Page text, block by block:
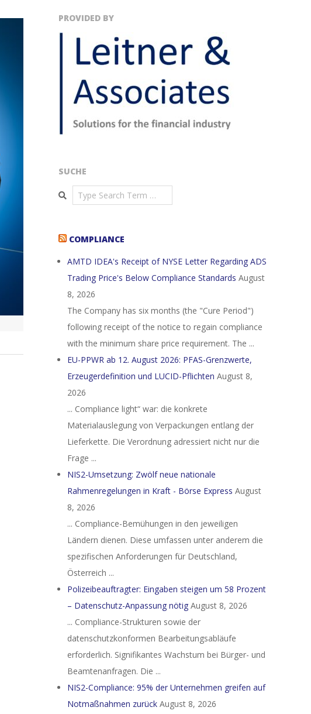
PROVIDED BY
SUCHE
Search
COMPLIANCE
AMTD IDEA's Receipt of NYSE Letter Regarding ADS
Trading Price's Below Compliance Standards August
8, 2026
The Company has six months (the "Cure Period")
following receipt of the notice to regain compliance
with the minimum share price requirement. The ...
EU-PPWR ab 12. August 2026: PFAS-Grenzwerte,
Erzeugerdefinition und LUCID-Pflichten August 8,
2026
... Compliance light“ war: die konkrete
Materialauslegung von Verpackungen entlang der
Lieferkette. Die Verordnung adressiert nicht nur die
Frage ...
NIS2-Umsetzung: Zwölf neue nationale
Rahmenregelungen in Kraft - Börse Express August
8, 2026
... Compliance-Bemühungen in den jeweiligen
Ländern dienen. Diese umfassen unter anderem die
spezifischen Anforderungen für Deutschland,
Österreich ...
Polizeibeauftragter: Eingaben steigen um 58 Prozent
– Datenschutz-Anpassung nötig August 8, 2026
... Compliance-Strukturen sowie der
datenschutzkonformen Bearbeitungsabläufe
erforderlich. Signifikantes Wachstum bei Bürger- und
Beamtenanfragen. Die ...
NIS2-Compliance: 95% der Unternehmen greifen auf
Notmaßnahmen zurück August 8, 2026